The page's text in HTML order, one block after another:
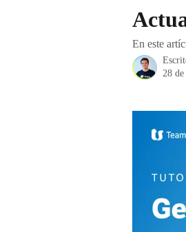
En este
28